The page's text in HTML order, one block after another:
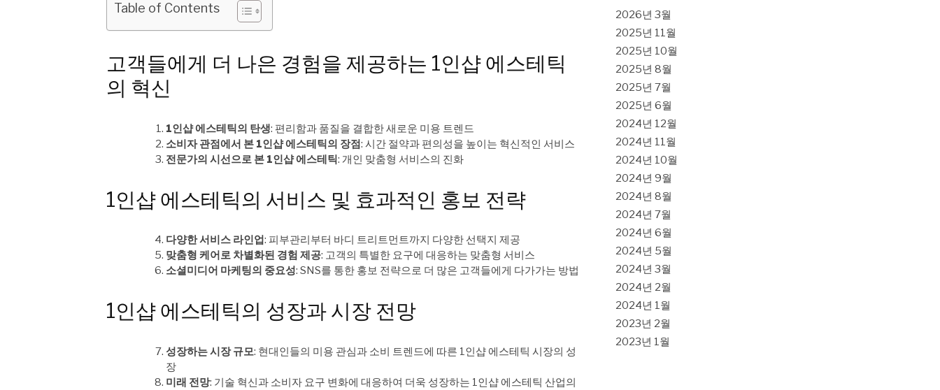
Table of Contents
고객들에게 더 나은 경험을 제공하는 1인샵 에스테틱
의 혁신
1인샵 에스테틱의 탄생: 편리함과 품질을 결합한 새로운 미용 트렌드
소비자 관점에서 본 1인샵 에스테틱의 장점: 시간 절약과 편의성을 높이는 혁신적인 서비스
전문가의 시선으로 본 1인샵 에스테틱: 개인 맞춤형 서비스의 진화
1인샵 에스테틱의 서비스 및 효과적인 홍보 전략
다양한 서비스 라인업: 피부관리부터 바디 트리트먼트까지 다양한 선택지 제공
맞춤형 케어로 차별화된 경험 제공: 고객의 특별한 요구에 대응하는 맞춤형 서비스
소셜미디어 마케팅의 중요성: SNS를 통한 홍보 전략으로 더 많은 고객들에게 다가가는 방법
1인샵 에스테틱의 성장과 시장 전망
성장하는 시장 규모: 현대인들의 미용 관심과 소비 트렌드에 따른 1인샵 에스테틱 시장의 성
장
미래 전망: 기술 혁신과 소비자 요구 변화에 대응하여 더욱 성장하는 1인샵 에스테틱 산업의
2026년 3월
2025년 11월
2025년 10월
2025년 8월
2025년 7월
2025년 6월
2024년 12월
2024년 11월
2024년 10월
2024년 9월
2024년 8월
2024년 7월
2024년 6월
2024년 5월
2024년 3월
2024년 2월
2024년 1월
2023년 2월
2023년 1월